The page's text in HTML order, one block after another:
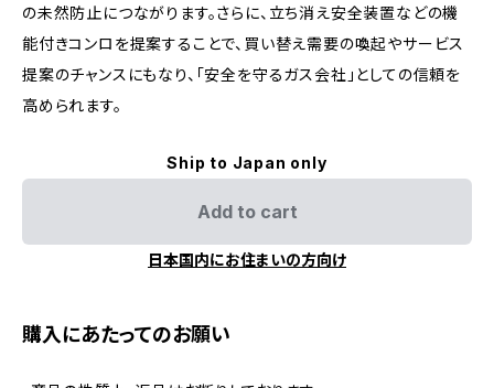
の未然防止につながります。さらに、立ち消え安全装置などの機
能付きコンロを提案することで、買い替え需要の喚起やサービス
提案のチャンスにもなり、「安全を守るガス会社」としての信頼を
高められます。
Ship to Japan only
Add to cart
日本国内にお住まいの方向け
購入にあたってのお願い